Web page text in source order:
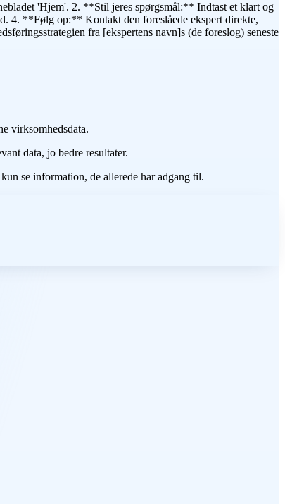
'Hjem'. 2. **Stil jeres spørgsmål:** Indtast et klart og
4. **Følg op:** Kontakt den foreslåede ekspert direkte,
fra [ekspertens navn]s (de foreslog) seneste
virksomhedsdata.
data, jo bedre resultater.
se information, de allerede har adgang til.